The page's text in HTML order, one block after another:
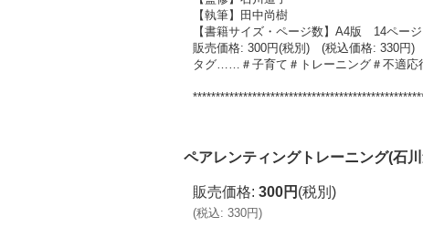
【執筆】田中尚樹
【書籍サイズ・ページ数】A4版 14ページ
販売価格: 300円(税別) (税込価格: 330円)
タグ……＃子育て＃トレーニング＃不適応
ペアレンティングトレーニング(石
販売価格: 300円 (税別)
(税込: 330円)